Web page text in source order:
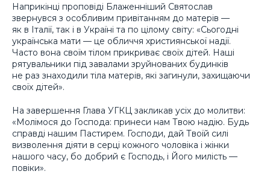
Наприкінці проповіді Блаженніший Святослав
звернувся з особливим привітанням до матерів —
як в Італії, так і в Україні та по цілому світу: «Сьогодні
українська мати — це обличчя християнської надії.
Часто вона своїм тілом прикриває своїх дітей. Наші
рятувальники під завалами зруйнованих будинків
не раз знаходили тіла матерів, які загинули, захищаючи
своїх дітей».
На завершення Глава УГКЦ закликав усіх до молитви:
«Молімося до Господа: принеси нам Твою надію. Будь
справді нашим Пастирем. Господи, дай Твоїй силі
визволення діяти в серці кожного чоловіка і жінки
нашого часу, бо добрий є Господь, і Його милість —
повіки».